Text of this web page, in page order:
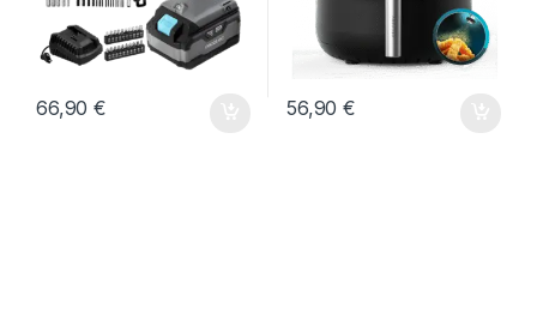
66,90€ 56,90€